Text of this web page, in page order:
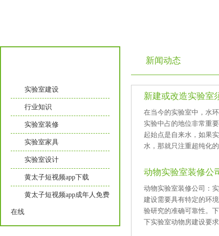
实验室建设
行业知识
实验室装修
实验室家具
实验室设计
黄太子短视频app下载
黄太子短视频app成年人免费
在线
新闻动态
新建或改造实验室
在当今的实验室中，
实验中占的地位非常重要
起始点是自来水，如
水，那就只注重超纯化
动物实验室装修公
动物实验室装修公司：
建设需要具有特定的环境
验研究的准确可靠性
下实验室动物房建设要